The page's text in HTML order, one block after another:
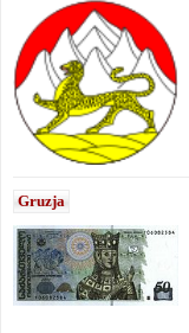
Gruzja